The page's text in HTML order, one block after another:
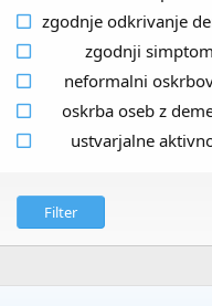
zgodnje odkrivanje
zgodnji
neformalni
oskrba oseb z
ustvarjalne
Filter